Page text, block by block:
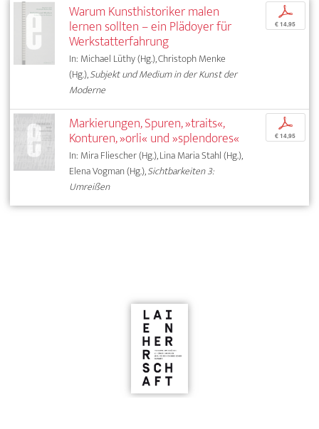
Warum Kunsthistoriker malen
lernen sollten – ein Plädoyer für
Werkstatterfahrung
In: Michael Lüthy (Hg.), Christoph Menke
(Hg.),Subjekt und Medium in der Kunst der
Moderne
p
€ 14,95
Markierungen, Spuren, »traits«,
Konturen, »orli« und »splendores«
In: Mira Fliescher (Hg.), Lina Maria Stahl (Hg.),
Elena Vogman (Hg.),Sichtbarkeiten 3:
Umreißen
p
€ 14,95